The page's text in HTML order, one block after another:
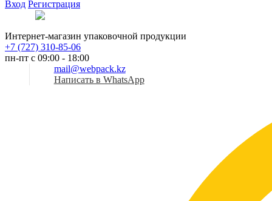
Вход Регистрация
Интернет-магазин упаковочной продукции
+7 (727) 310-85-06
пн-пт с 09:00 - 18:00
mail@webpack.kz
Написать в WhatsApp